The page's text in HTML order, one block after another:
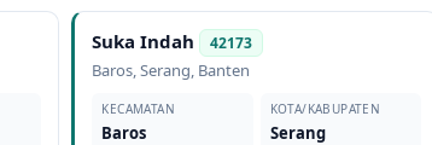
Suka Indah 42173
Baros,Serang, Banten
KECAMATAN
Baros
KOTA/KABUPATEN
Serang